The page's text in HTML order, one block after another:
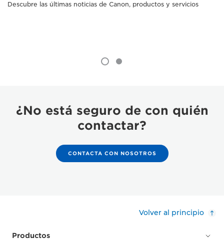
Descubre las últimas noticias de Canon, productos y servicios
¿No está seguro de con quién
contactar?
CONTACTA CON NOSOTROS
Volver al principio
Productos